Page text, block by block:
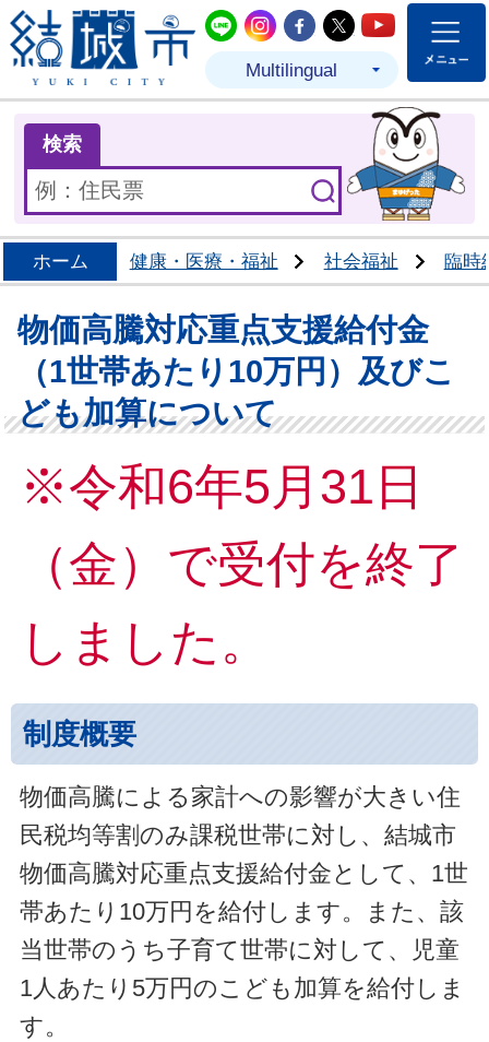
結城市公式LINE
結城市公式Instagram
結城市公式
結城市公式
結城市
Multilingual
検索
ホーム 健康・医療・福祉 社会福祉 臨時
物価高騰対応重点支援給付金
（1世帯あたり10万円）及びこ
ども加算について
※令和6年5月31日
（金）で受付を終了
しました。
制度概要
物価高騰による家計への影響が大きい住
民税均等割のみ課税世帯に対し、結城市
物価高騰対応重点支援給付金として、1世
帯あたり10万円を給付します。また、該
当世帯のうち子育て世帯に対して、児童
1人あたり5万円のこども加算を給付しま
す。